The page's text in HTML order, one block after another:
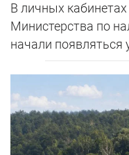
В личных
Министерства по
начали появляться